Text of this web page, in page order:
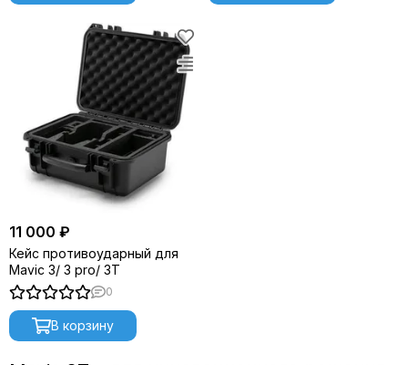
11 000 ₽
Кейс противоударный для
Mavic 3/ 3 pro/ 3T
0
В корзину